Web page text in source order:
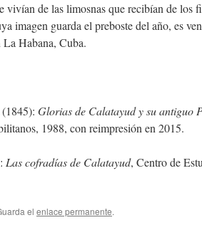
vivían de las limosnas que recibían de los
imagen guarda el preboste del año, es
Habana, Cuba.
Glorias de Calatayud y su antiguo
1988, con reimpresión en 2015.
Las cofradías de Calatayud, Centro de
el enlace permanente.